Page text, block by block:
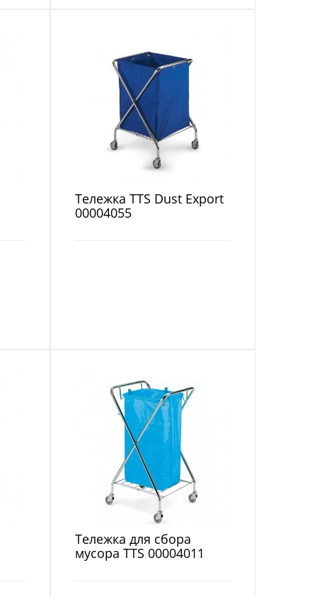
Тележка TTS Dust Export
00004055
Тележка для сбора
мусора TTS 00004011